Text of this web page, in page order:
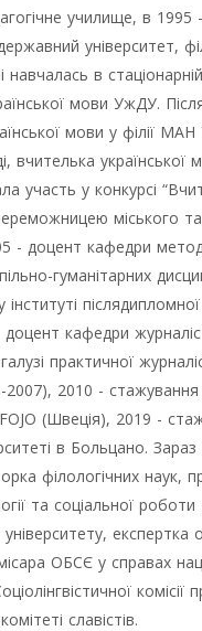
училище, в 1995 -
університет,
в стаціонарній
мови УжДУ.
мови у філії МАН
вчителька української
участь у конкурсі
міського
- доцент кафедри
гуманітарних
післядипломної
доцент кафедри
практичної
2007), 2010 - стажування
FOJO (Швеція), 2019 -
в Больцано.
філологічних наук,
та соціальної роботи
експертка
ОБСЄ у справах
комісії
славістів.